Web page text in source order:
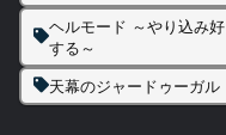
ヘルモード ～やり込み
する～
天幕のジャードゥーガル